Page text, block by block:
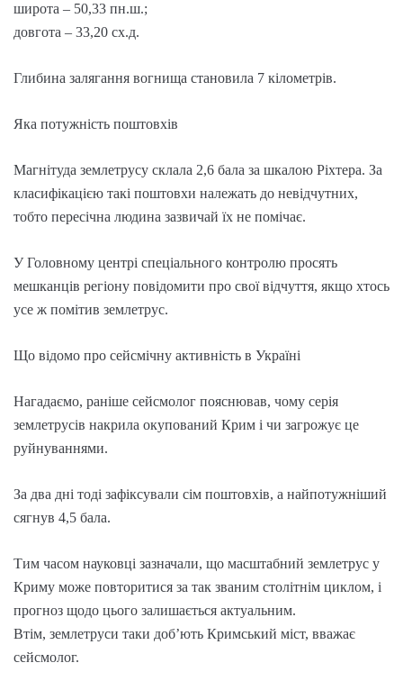
широта – 50,33 пн.ш.;
довгота – 33,20 сх.д.
Глибина залягання вогнища становила 7 кілометрів.
Яка потужність поштовхів
Магнітуда землетрусу склала 2,6 бала за шкалою Ріхтера. За
класифікацією такі поштовхи належать до невідчутних,
тобто пересічна людина зазвичай їх не помічає.
У Головному центрі спеціального контролю просять
мешканців регіону повідомити про свої відчуття, якщо хтось
усе ж помітив землетрус.
Що відомо про сейсмічну активність в Україні
Нагадаємо, раніше сейсмолог пояснював, чому серія
землетрусів накрила окупований Крим і чи загрожує це
руйнуваннями.
За два дні тоді зафіксували сім поштовхів, а найпотужніший
сягнув 4,5 бала.
Тим часом науковці зазначали, що масштабний землетрус у
Криму може повторитися за так званим столітнім циклом, і
прогноз щодо цього залишається актуальним.
Втім, землетруси таки доб’ють Кримський міст, вважає
сейсмолог.